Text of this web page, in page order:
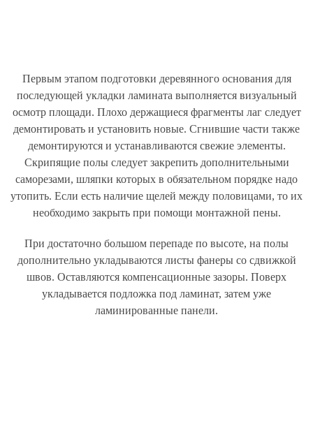
Первым этапом подготовки деревянного основания для
последующей укладки ламината выполняется визуальный
осмотр площади. Плохо держащиеся фрагменты лаг следует
демонтировать и установить новые. Сгнившие части также
демонтируются и устанавливаются свежие элементы.
Скрипящие полы следует закрепить дополнительными
саморезами, шляпки которых в обязательном порядке надо
утопить. Если есть наличие щелей между половицами, то их
необходимо закрыть при помощи монтажной пены.
При достаточно большом перепаде по высоте, на полы
дополнительно укладываются листы фанеры со сдвижкой
швов. Оставляются компенсационные зазоры. Поверх
укладывается подложка под ламинат, затем уже
ламинированные панели.